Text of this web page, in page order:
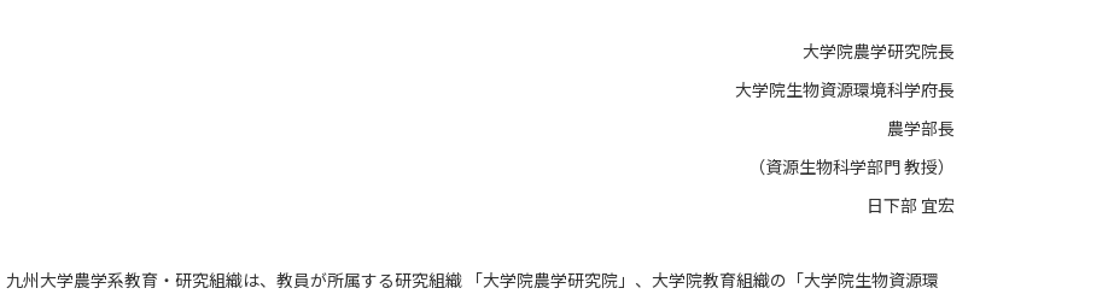
大学院農学研究院長
大学院生物資源環境科学府長
農学部長
（資源生物科学部門 教授）
日下部 宜宏
九州大学農学系教育・研究組織は、教員が所属する研究組織 「大学院農学研究院」、大学院教育組織の「大学院生物資源環